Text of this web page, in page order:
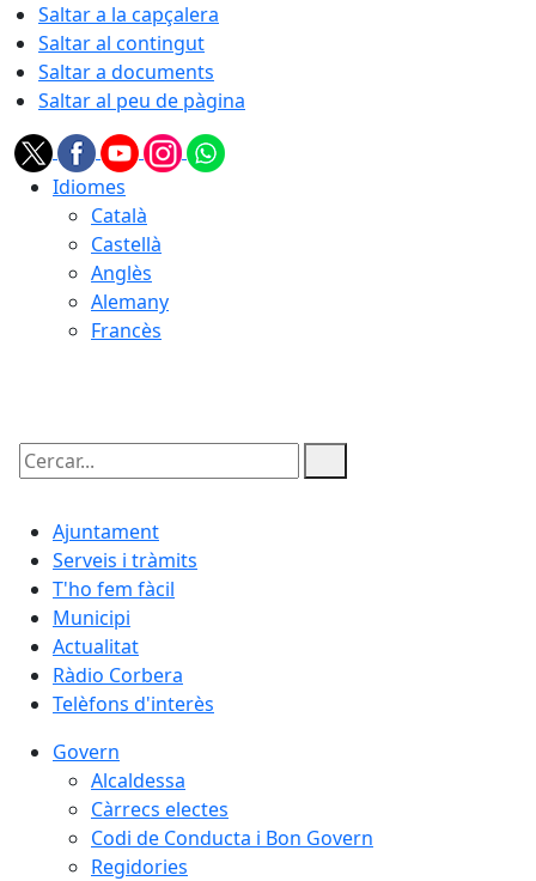
Saltar a la capçalera
Saltar al contingut
Saltar a documents
Saltar al peu de pàgina
Idiomes
Català
Castellà
Anglès
Alemany
Francès
Cercar:
Ajuntament
Serveis i tràmits
T'ho fem fàcil
Municipi
Actualitat
Ràdio Corbera
Telèfons d'interès
Govern
Alcaldessa
Càrrecs electes
Codi de Conducta i Bon Govern
Regidories